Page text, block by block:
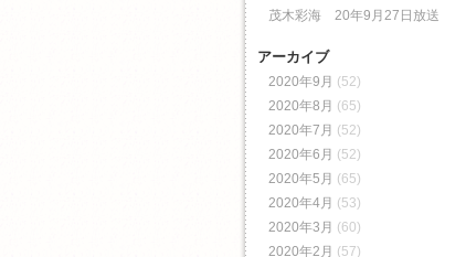
茂木彩海 20年9月27日放送
アーカイブ
2020年9月 (52)
2020年8月 (65)
2020年7月 (52)
2020年6月 (52)
2020年5月 (65)
2020年4月 (53)
2020年3月 (60)
2020年2月 (57)